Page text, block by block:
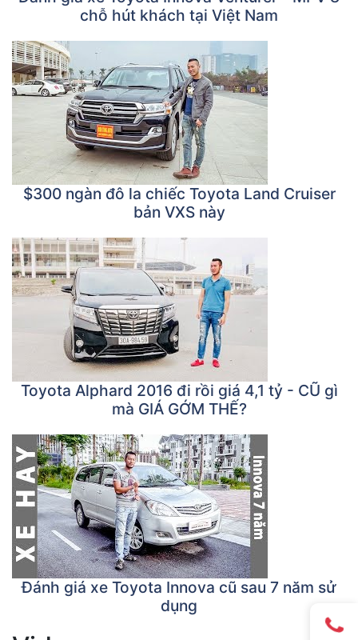
chỗ hút khách tại Việt Nam
$300 ngàn đô la chiếc Toyota Land Cruiser
bản VXS này
Toyota Alphard 2016 đi rồi giá 4,1 tỷ - CŨ gì
mà GIÁ GỚM THẾ?
Đánh giá xe Toyota Innova cũ sau 7 năm sử
dụng